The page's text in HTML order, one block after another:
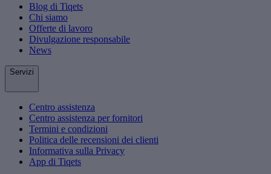
Blog di Tiqets
Chi siamo
Offerte di lavoro
Divulgazione responsabile
News
Servizi
Centro assistenza
Centro assistenza per fornitori
Termini e condizioni
Politica delle recensioni dei clienti
Informativa sulla Privacy
App di Tiqets